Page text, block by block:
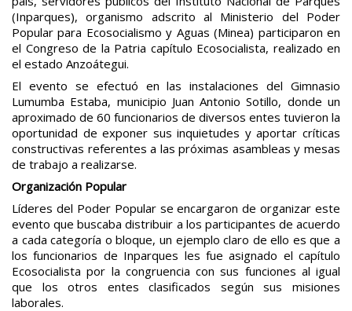
(Inparques), organismo adscrito al Ministerio del Poder
Popular para Ecosocialismo y Aguas (Minea) participaron en
el Congreso de la Patria capítulo Ecosocialista, realizado en
el estado Anzoátegui.
El evento se efectuó en las instalaciones del Gimnasio
Lumumba Estaba, municipio Juan Antonio Sotillo, donde un
aproximado de 60 funcionarios de diversos entes tuvieron la
oportunidad de exponer sus inquietudes y aportar críticas
constructivas referentes a las próximas asambleas y mesas
de trabajo a realizarse.
Organización Popular
Líderes del Poder Popular se encargaron de organizar este
evento que buscaba distribuir a los participantes de acuerdo
a cada categoría o bloque, un ejemplo claro de ello es que a
los funcionarios de Inparques les fue asignado el capítulo
Ecosocialista por la congruencia con sus funciones al igual
que los otros entes clasificados según sus misiones
laborales.